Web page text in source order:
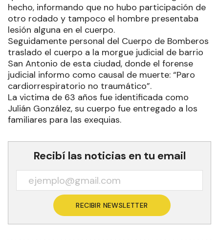
hecho, informando que no hubo participación de
otro rodado y tampoco el hombre presentaba
lesión alguna en el cuerpo.
Seguidamente personal del Cuerpo de Bomberos
traslado el cuerpo a la morgue judicial de barrio
San Antonio de esta ciudad, donde el forense
judicial informo como causal de muerte: “Paro
cardiorrespiratorio no traumático”.
La victima de 63 años fue identificada como
Julián González, su cuerpo fue entregado a los
familiares para las exequias.
Recibí las noticias en tu email
RECIBIR NEWSLETTER